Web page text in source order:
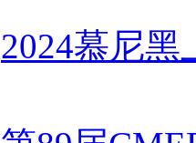
2024慕尼黑